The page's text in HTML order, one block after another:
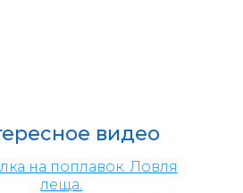
видео